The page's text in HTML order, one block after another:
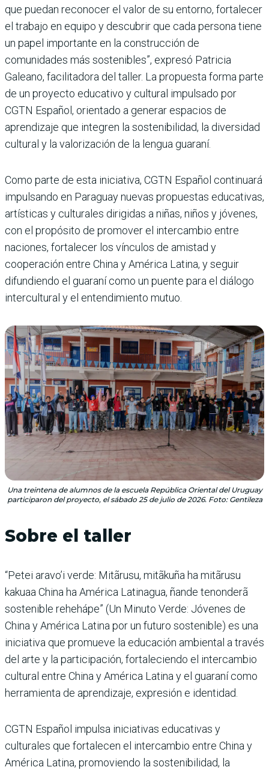
que puedan reconocer el valor de su entorno, fortalecer
el trabajo en equipo y descubrir que cada persona tiene
un papel importante en la construcción de
comunidades más sostenibles”, expresó Patricia
Galeano, facilitadora del taller. La propuesta forma parte
de un proyecto educativo y cultural impulsado por
CGTN Español, orientado a generar espacios de
aprendizaje que integren la sostenibilidad, la diversidad
cultural y la valorización de la lengua guaraní.
Como parte de esta iniciativa, CGTN Español continuará
impulsando en Paraguay nuevas propuestas educativas,
artísticas y culturales dirigidas a niñas, niños y jóvenes,
con el propósito de promover el intercambio entre
naciones, fortalecer los vínculos de amistad y
cooperación entre China y América Latina, y seguir
difundiendo el guaraní como un puente para el diálogo
intercultural y el entendimiento mutuo.
Una treintena de alumnos de la escuela República Oriental del Uruguay
participaron del proyecto, el sábado 25 de julio de 2026. Foto: Gentileza
Sobre el taller
“Petei aravo’i verde: Mitãrusu, mitãkuña ha mitãrusu
kakuaa China ha América Latinagua, ñande tenonderã
sostenible rehehápe” (Un Minuto Verde: Jóvenes de
China y América Latina por un futuro sostenible) es una
iniciativa que promueve la educación ambiental a través
del arte y la participación, fortaleciendo el intercambio
cultural entre China y América Latina y el guaraní como
herramienta de aprendizaje, expresión e identidad.
CGTN Español impulsa iniciativas educativas y
culturales que fortalecen el intercambio entre China y
América Latina, promoviendo la sostenibilidad, la